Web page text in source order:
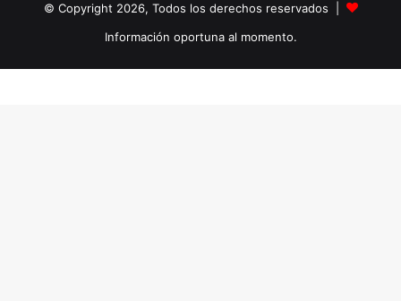
© Copyright 2026, Todos los derechos reservados |
Información oportuna al momento.